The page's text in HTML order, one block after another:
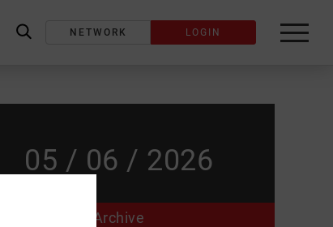
NETWORK LOGIN
05 / 06 / 2026
Archive